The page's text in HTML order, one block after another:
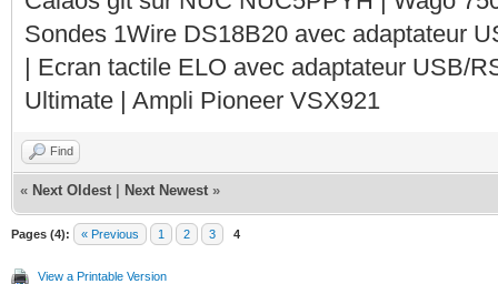
Sondes 1Wire DS18B20 avec adaptateur
| Ecran tactile ELO avec adaptateur USB/
Ultimate | Ampli Pioneer VSX921
Find
« Next Oldest Next Newest »
Pages (4): « Previous 1 2 3 4
View a Printable Version